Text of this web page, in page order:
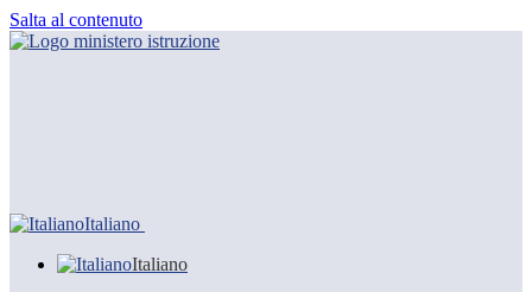
Salta al contenuto
Italiano
Italiano